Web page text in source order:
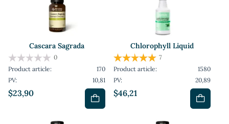
Cascara Sagrada
$23,90
0
Product article:
170
PV:
10,81
Chlorophyll Liquid
$46,21
7
Product article:
1580
PV:
20,89